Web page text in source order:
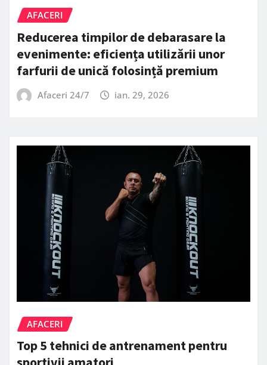
AFACERI
Reducerea timpilor de debarasare la
evenimente: eficiența utilizării unor
farfurii de unică folosință premium
Afaceri 24/7 ian. 29, 2026
AFACERI
Top 5 tehnici de antrenament pentru